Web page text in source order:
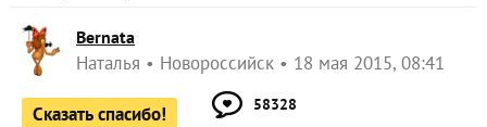
Bernata
Наталья Новороссийск 18 мая 2015, 08:41
Сказать спасибо! 58328